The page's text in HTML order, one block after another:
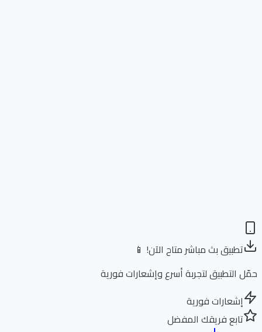
تطبيق بث مباشر متاح الآن! 📱
التطبيق لتجربة أسرع وإشعارات فورية
إشعارات فورية
تابع فريقك المفضل